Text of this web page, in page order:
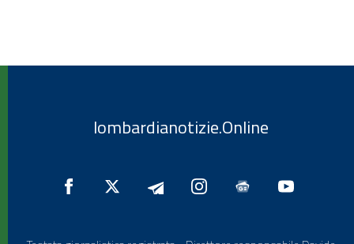
lombardianotizie.Online